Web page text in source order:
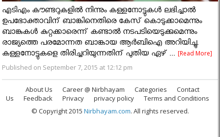
എടിഎം കൗണ്ടറുകളില്‍ നിന്നും കള്ളനോട്ടുകള്‍ ലഭിച്ചാല്‍
ഉപഭോക്താവിന് ബാങ്കിനെതിരെ കേസ് കൊടുക്കാമെന്നും
ബാങ്കുകള്‍ കുറ്റക്കാരെന്ന് കണ്ടാല്‍ നടപടിയെടുക്കുമെന്നും
രാജ്യത്തെ പരമോന്നത ബാങ്കായ ആര്‍ബിഐ അറിയിച്ചു.
കള്ളനോട്ടുകളെ തിരിച്ചറിയുന്നതിന് പുതിയ ഏഴ് ...[Read More]
Published on September 7, 2015 at 12:12 pm
About Us Career @ Nirbhayam Categories
Contact
Us
Feedback Privacy privacy policy
Terms and Conditions
© Copyright 2015 Nirbhayam.com. All rights reserved.